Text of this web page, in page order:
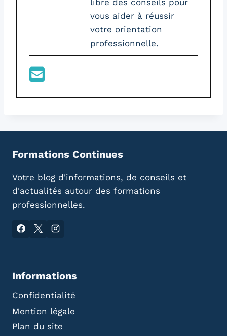
vous aider à réussir
votre orientation
professionnelle.
Formations Continues
Votre blog d'informations, de conseils et
d'actualités autour des formations
professionnelles.
Informations
Confidentialité
Mention légale
Plan du site